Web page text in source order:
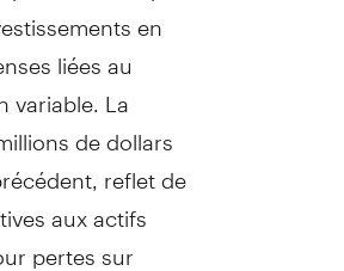
en
liées au
variable. La
de dollars
reflet de
aux actifs
pertes sur